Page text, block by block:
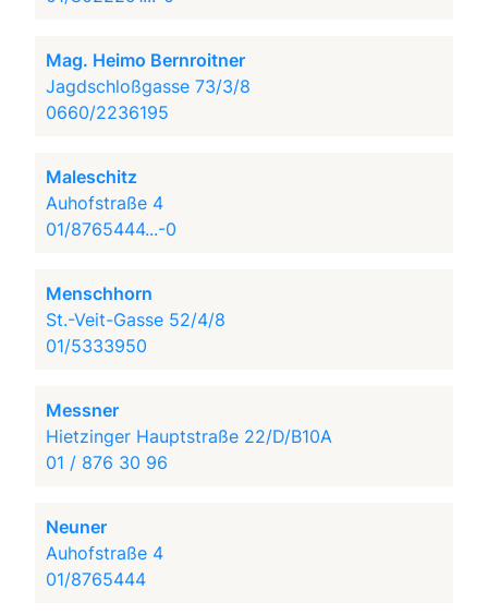
Mag. Heimo Bernroitner
Jagdschloßgasse 73/3/8
0660/2236195
Maleschitz
Auhofstraße 4
01/8765444...-0
Menschhorn
St.-Veit-Gasse 52/4/8
01/5333950
Messner
Hietzinger Hauptstraße 22/D/B10A
01 / 876 30 96
Neuner
Auhofstraße 4
01/8765444